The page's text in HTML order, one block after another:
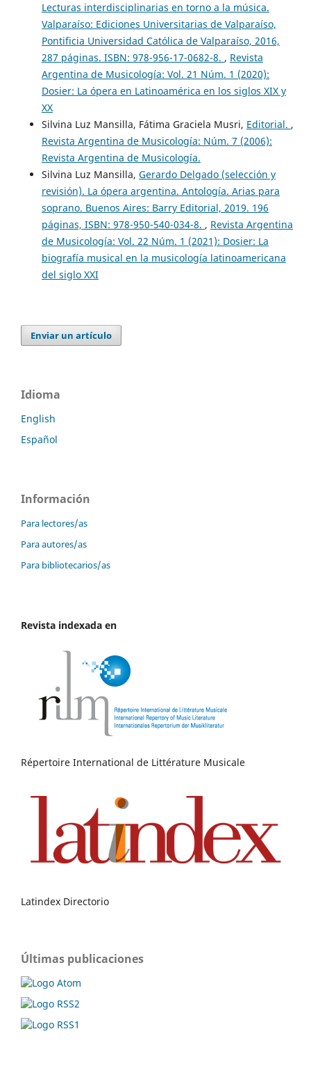
Lecturas interdisciplinarias en torno a la música.
Valparaíso: Ediciones Universitarias de Valparaíso,
Pontificia Universidad Católica de Valparaíso, 2016,
287 páginas. ISBN: 978-956-17-0682-8. , Revista
Argentina de Musicología: Vol. 21 Núm. 1 (2020):
Dosier: La ópera en Latinoamérica en los siglos XIX y
XX
Silvina Luz Mansilla, Fátima Graciela Musri, Editorial. ,
Revista Argentina de Musicología: Núm. 7 (2006):
Revista Argentina de Musicología.
Silvina Luz Mansilla, Gerardo Delgado (selección y
revisión). La ópera argentina. Antología. Arias para
soprano. Buenos Aires: Barry Editorial, 2019. 196
páginas, ISBN: 978-950-540-034-8. , Revista Argentina
de Musicología: Vol. 22 Núm. 1 (2021): Dosier: La
biografía musical en la musicología latinoamericana
del siglo XXI
Enviar un artículo
Idioma
English
Español
Información
Para lectores/as
Para autores/as
Para bibliotecarios/as
Revista indexada en
Répertoire International de Littérature Musicale
Latindex Directorio
Últimas publicaciones